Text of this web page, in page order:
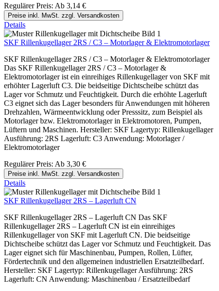
Regulärer Preis: Ab 3,14 €
Preise inkl. MwSt. zzgl. Versandkosten
Details
SKF Rillenkugellager 2RS / C3 – Motorlager & Elektromotorlager
SKF Rillenkugellager 2RS / C3 – Motorlager & Elektromotorlager
Das SKF Rillenkugellager 2RS / C3 – Motorlager &
Elektromotorlager ist ein einreihiges Rillenkugellager von SKF mit
erhöhter Lagerluft C3. Die beidseitige Dichtscheibe schützt das
Lager vor Schmutz und Feuchtigkeit. Durch die erhöhte Lagerluft
C3 eignet sich das Lager besonders für Anwendungen mit höheren
Drehzahlen, Wärmeentwicklung oder Presssitz, zum Beispiel als
Motorlager bzw. Elektromotorlager in Elektromotoren, Pumpen,
Lüftern und Maschinen. Hersteller: SKF Lagertyp: Rillenkugellager
Ausführung: 2RS Lagerluft: C3 Anwendung: Motorlager /
Elektromotorlager
Regulärer Preis: Ab 3,30 €
Preise inkl. MwSt. zzgl. Versandkosten
Details
SKF Rillenkugellager 2RS – Lagerluft CN
SKF Rillenkugellager 2RS – Lagerluft CN Das SKF
Rillenkugellager 2RS – Lagerluft CN ist ein einreihiges
Rillenkugellager von SKF mit Lagerluft CN. Die beidseitige
Dichtscheibe schützt das Lager vor Schmutz und Feuchtigkeit. Das
Lager eignet sich für Maschinenbau, Pumpen, Rollen, Lüfter,
Fördertechnik und den allgemeinen industriellen Ersatzteilbedarf.
Hersteller: SKF Lagertyp: Rillenkugellager Ausführung: 2RS
Lagerluft: CN Anwendung: Maschinenbau / Ersatzteilbedarf